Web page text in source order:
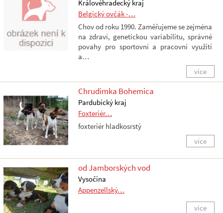
Královéhradecký kraj
Belgický ovčák -…
Chov od roku 1990. Zaměřujeme se zejména
na zdraví, genetickou variabilitu, správné
povahy pro sportovní a pracovní využití
a…
více
Chrudimka Bohemica
Pardubický kraj
Foxteriér…
foxteriér hladkosrstý
více
od Jamborských vod
Vysočina
Appenzellský…
více